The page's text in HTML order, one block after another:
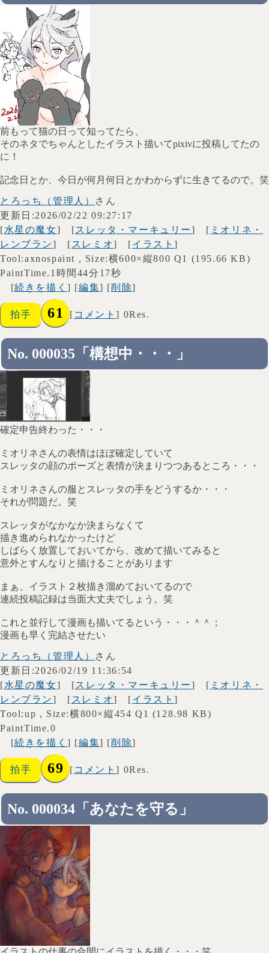
前もって猫の日って知ってたら、
そのネタでちゃんとしたイラスト描いてpixivに投稿してたの
に！
記念日とか、今日が何月何日とかわからずに生きてるので。笑
とろっち（管理人） さん
更新日:2026/02/22 09:27:17
[水星の魔女] [スレッタ・マーキュリー] [ ミオリネ・
レンブラン] [ スレミオ] [イラスト]
Tool:axnospaint , Size:横600×縦800 Q1 (195.66 KB)
PaintTime.1時間44分17秒
[続きを描く] [編集] [削除]
拍手 61 [ コメント] 0Res.
No. 000035「構想中・・・」
確定申告終わった・・・
ミオリネさんの表情はほぼ確定していて
スレッタの顔のポーズと表情が決まりつつあるところ・・・
ミオリネさんの服とスレッタの手をどうするか・・・
それが問題だ。笑
スレッタがなかなか決まらなくて
描き進められなかったけど
しばらく放置しておいてから、改めて描いてみると
意外とすんなりと描けることがあります
まぁ、イラスト２枚描き溜めておいてるので
連続投稿記録は当面大丈夫でしょう。笑
これと並行して漫画も描いてるという・・・＾＾；
漫画も早く完結させたい
とろっち（管理人） さん
更新日:2026/02/19 11:36:54
[水星の魔女] [スレッタ・マーキュリー] [ ミオリネ・
レンブラン] [ スレミオ] [イラスト]
Tool:up , Size:横800×縦454 Q1 (128.98 KB)
PaintTime.0
[続きを描く] [編集] [削除]
拍手 69 [ コメント] 0Res.
No. 000034「あなたを守る」